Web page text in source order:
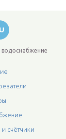
водоснабжение
счётчики